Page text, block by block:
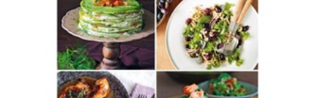
(modré)
cukr moučkový